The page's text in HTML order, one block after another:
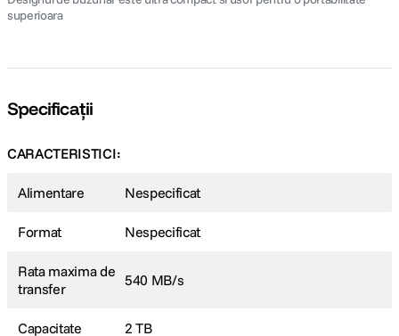
superioara
Specificații
CARACTERISTICI:
Alimentare Nespecificat
Format Nespecificat
Rata maxima de
transfer
540 MB/s
Capacitate 2 TB